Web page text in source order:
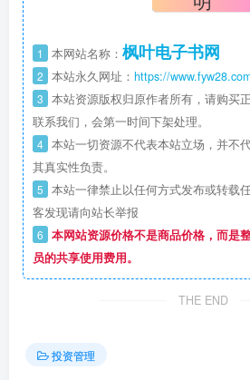
1 本网站名称： 枫叶电子书网
2 本站永久网址： https://
3 本站资源版权归原作者所有，请购买
联系我们，会第一时间下架处理。
4 本站一切资源不代表本站立场，并不
其真实性负责。
5 本站一律禁止以任何方式发布或转载
客发现请向站长举报
6 本网站资源价格不是商品价格，而是
员的共享使用费用。
THE END
投资管理